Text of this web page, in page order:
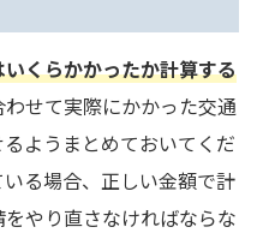
くらかかったか計算する
せて実際にかかった交通
ようまとめておいてくだ
る場合、正しい金額で計
やり直さなければならな